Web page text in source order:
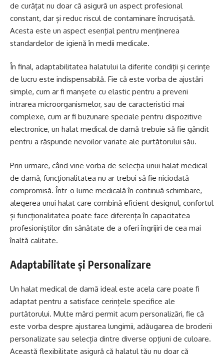
de curățat nu doar că asigură un aspect profesional
constant, dar și reduc riscul de contaminare încrucișată.
Acesta este un aspect esențial pentru menținerea
standardelor de igienă în medii medicale.
În final, adaptabilitatea halatului la diferite condiții și cerințe
de lucru este indispensabilă. Fie că este vorba de ajustări
simple, cum ar fi manșete cu elastic pentru a preveni
intrarea microorganismelor, sau de caracteristici mai
complexe, cum ar fi buzunare speciale pentru dispozitive
electronice, un halat medical de damă trebuie să fie gândit
pentru a răspunde nevoilor variate ale purtătorului său.
Prin urmare, când vine vorba de selecția unui halat medical
de damă, funcționalitatea nu ar trebui să fie niciodată
compromisă. Într-o lume medicală în continuă schimbare,
alegerea unui halat care combină eficient designul, confortul
și funcționalitatea poate face diferența în capacitatea
profesioniștilor din sănătate de a oferi îngrijiri de cea mai
înaltă calitate.
Adaptabilitate și Personalizare
Un halat medical de damă ideal este acela care poate fi
adaptat pentru a satisface cerințele specifice ale
purtătorului. Multe mărci permit acum personalizări, fie că
este vorba despre ajustarea lungimii, adăugarea de broderii
personalizate sau selecția dintre diverse opțiuni de culoare.
Această flexibilitate asigură că halatul tău nu doar că